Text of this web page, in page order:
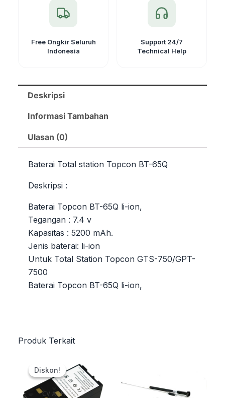
Free Ongkir Seluruh
Indonesia
Support 24/7
Technical Help
Deskripsi
Informasi Tambahan
Ulasan (0)
Baterai Total station Topcon BT-65Q
Deskripsi :
Baterai Topcon BT-65Q li-ion,
Tegangan : 7.4 v
Kapasitas : 5200 mAh.
Jenis baterai: li-ion
Untuk Total Station Topcon GTS-750/GPT-
7500
Baterai Topcon BT-65Q li-ion,
Produk Terkait
Diskon!
Diskon!
aslinya
adalah:
Rp2.200.000.
saat
ini
adalah:
Rp2.000.000.